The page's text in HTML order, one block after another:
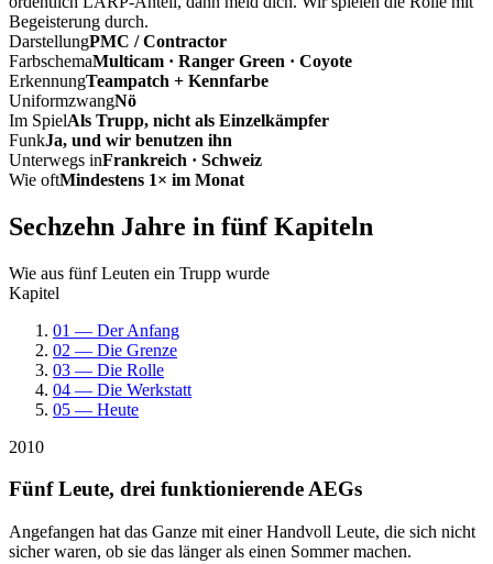
Begeisterung durch.
DarstellungPMC / Contractor
FarbschemaMulticam · Ranger Green · Coyote
ErkennungTeampatch + Kennfarbe
UniformzwangNö
Im SpielAls Trupp, nicht als Einzelkämpfer
FunkJa, und wir benutzen ihn
Unterwegs inFrankreich · Schweiz
Wie oftMindestens 1× im Monat
Sechzehn Jahre in fünf Kapiteln
Wie aus fünf Leuten ein Trupp wurde
Kapitel
01 — Der Anfang
02 — Die Grenze
03 — Die Rolle
04 — Die Werkstatt
05 — Heute
2010
Fünf Leute, drei funktionierende AEGs
Angefangen hat das Ganze mit einer Handvoll Leute, die sich nicht
sicher waren, ob sie das länger als einen Sommer machen.